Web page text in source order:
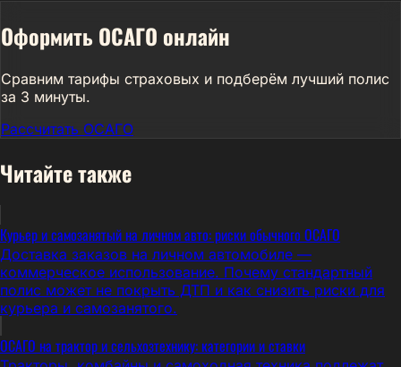
Оформить ОСАГО онлайн
Сравним тарифы страховых и подберём лучший полис
за 3 минуты.
Рассчитать ОСАГО
Читайте также
Курьер и самозанятый на личном авто: риски обычного ОСАГО
Доставка заказов на личном автомобиле —
коммерческое использование. Почему стандартный
полис может не покрыть ДТП и как снизить риски для
курьера и самозанятого.
ОСАГО на трактор и сельхозтехнику: категории и ставки